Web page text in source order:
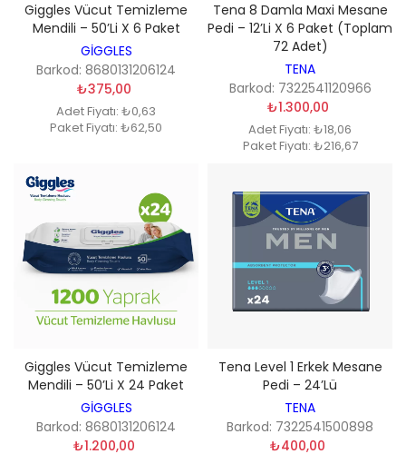
Giggles Vücut Temizleme
Mendili – 50’li X 6 Paket
GİGGLES
Barkod: 8680131206124
₺375,00
Adet Fiyatı: ₺0,63
Paket Fiyatı: ₺62,50
Tena 8 Damla Maxi Mesane
Pedi – 12’li X 6 Paket (Toplam
72 Adet)
TENA
Barkod: 7322541120966
₺1.300,00
Adet Fiyatı: ₺18,06
Paket Fiyatı: ₺216,67
Giggles Vücut Temizleme
Mendili – 50’li X 24 Paket
GİGGLES
Barkod: 8680131206124
₺1.200,00
Tena Level 1 Erkek Mesane
Pedi – 24’lü
TENA
Barkod: 7322541500898
₺400,00